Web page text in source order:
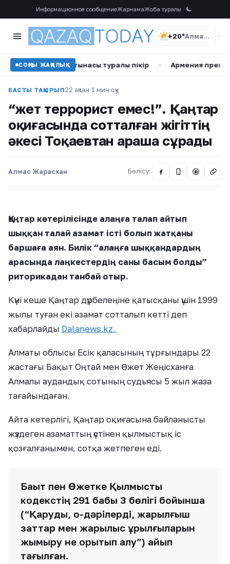
Информационное сообщениеЖарнамаЖоба туралы
+20° Алматы
СОҢҒЫ ЖАҢАЛЫҚ
арақатынасы туралы пікір • Армения премьер-
БАСТЫ ТАҚЫРЫП22 ақпан·1 мин оқу
“Өжет террорист емес!”. Қаңтар
оқиғасында сотталған жігіттің
әкесі Тоқаевтан араша сұрады
Алмас Жарасхан Бөлісу: @
Қаңтар көтерілісінде алаңға талап айтып
шыққан талай азамат істі болып жатқаны
баршаға аян. Билік “алаңға шыққандардың
арасында лаңкестердің саны басым болды”
риторикадан танбай отыр.
Күні кеше Қаңтар дүрбелеңіне қатысқаны үшін 1999
жылы туған екі азамат сотталып кетті деп
хабарлайды Dalanews.kz.
Алматы облысы Есік қаласының тұрғындары 22
жастағы Бақыт Оңтай мен Өжет Жеңісханға
Алмалы аудандық сотының судьясы 5 жыл жаза
тағайындаған.
Айта кетерлігі, Қаңтар оқиғасына байланысты
жүздеген азаматтың үстінен қылмыстық іс
қозғалғанымен, сотқа жетпеген еді.
Бақыт пен Өжетке Қылмыстық
кодекстің 291 бабы 3 бөлігі бойынша
(“Қаруды, оқ-дәрілердi, жарылғыш
заттар мен жарылыс құрылғыларын
жымқыру не қорқытып алу”) айып
тағылған.